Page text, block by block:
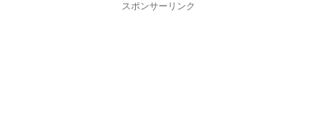
スポンサーリンク